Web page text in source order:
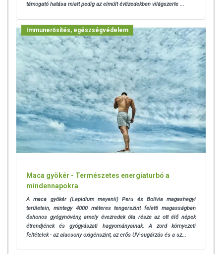
támogató hatása miatt pedig az elmúlt évtizedekben világszerte ...
Immunerősítés, egészségvédelem
Maca gyökér - Természetes energiaturbó a
mindennapokra
A maca gyökér (Lepidium meyenii) Peru és Bolívia magashegyi
területein, mintegy 4000 méteres tengerszint feletti magasságban
őshonos gyógynövény, amely évezredek óta része az ott élő népek
étrendjének és gyógyászati hagyományainak. A zord környezeti
feltételek - az alacsony oxigénszint, az erős UV-sugárzás és a sz...